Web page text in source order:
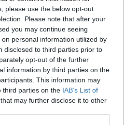
please use the below opt-out
Please note that after your
you may continue seeing
personal information utilized by
disclosed to third parties prior to
opt-out of the further
information by third parties on the
This information may
third parties on the IAB’s List of
that may further disclose it to other
Macomer arriva Bonfigli
di Saba prende Sanna,
lo zoccolo duro
prende Caddeo e Doneddu,
Tharros ripartono dai tecnici